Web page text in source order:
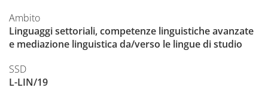
Ambito
Linguaggi settoriali, competenze linguistiche avanzate
e mediazione linguistica da/verso le lingue di studio
SSD
L-LIN/19